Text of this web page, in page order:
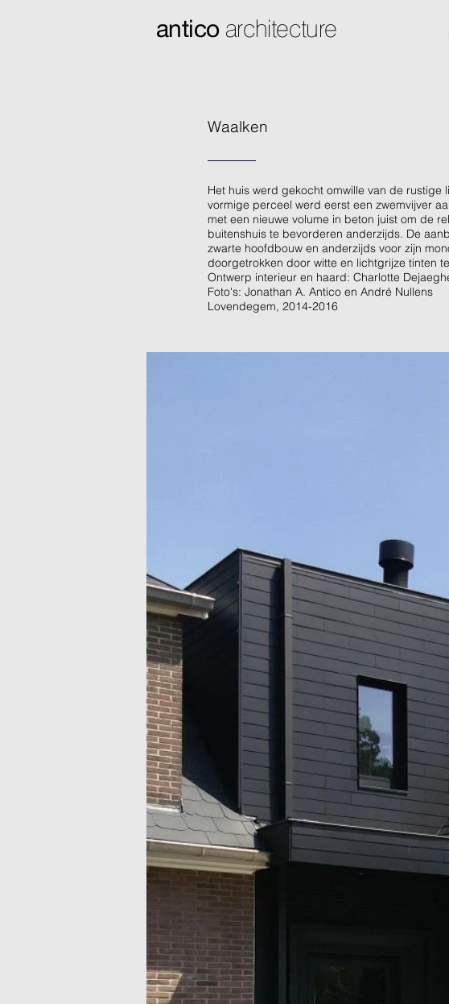
anticoarchitecture
Waalken
Het huis werd gekocht omwille van de
vormige perceel werd eerst een zwemvijver
met een nieuwe volume in beton juist om de
buitenshuis te bevorderen anderzijds. De
zwarte hoofdbouw en anderzijds voor zijn
doorgetrokken door witte en lichtgrijze tinten
Ontwerp interieur en haard: Charlotte
Foto's: Jonathan A. Antico en André Nullens
Lovendegem, 2014-2016